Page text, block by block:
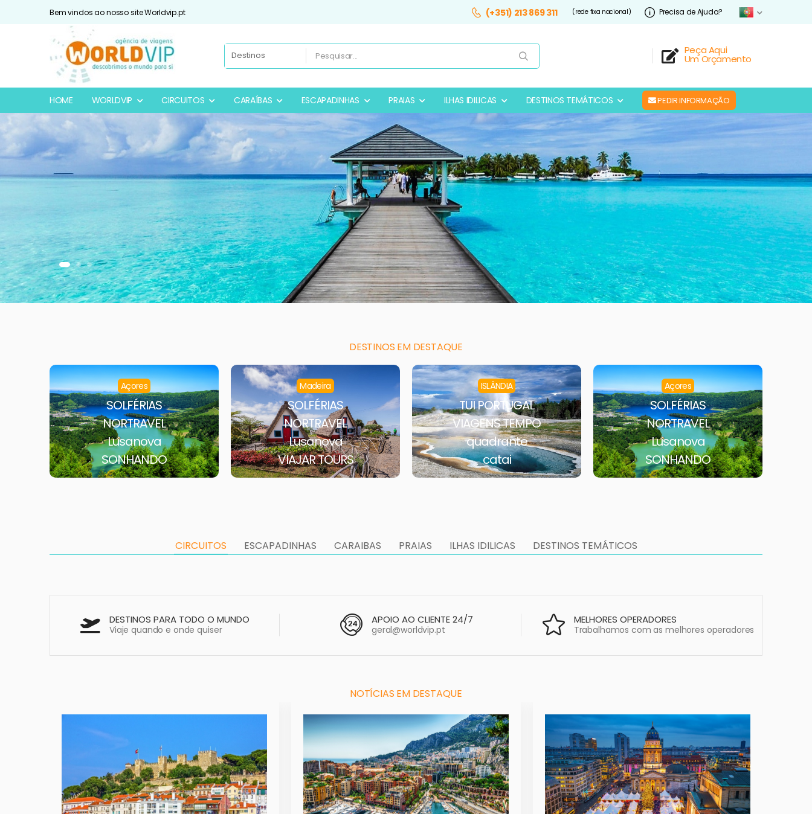
Bem vindos ao nosso site Worldvip.pt (+351) 213 869 311 (rede fixa nacional) Precisa de Ajuda?
Peça Aqui
Um Orçamento
HOME WORLDVIP CIRCUITOS CARAÍBAS ESCAPADINHAS PRAIAS ILHAS IDILICAS DESTINOS TEMÁTICOS PEDIR INFORMAÇÃO
DESTINOS EM DESTAQUE
Açores
SOLFÉRIAS
NORTRAVEL
Lusanova
SONHANDO
Madeira
SOLFÉRIAS
NORTRAVEL
Lusanova
VIAJAR TOURS
ISLÂNDIA
TUI PORTUGAL
VIAGENS TEMPO
quadrante
catai
Açores
SOLFÉRIAS
NORTRAVEL
Lusanova
SONHANDO
CIRCUITOS ESCAPADINHAS CARAIBAS PRAIAS ILHAS IDILICAS DESTINOS TEMÁTICOS
DESTINOS PARA TODO O MUNDO
Viaje quando e onde quiser
APOIO AO CLIENTE 24/7
geral@worldvip.pt
MELHORES OPERADORES
Trabalhamos com as melhores operadores
NOTÍCIAS EM DESTAQUE